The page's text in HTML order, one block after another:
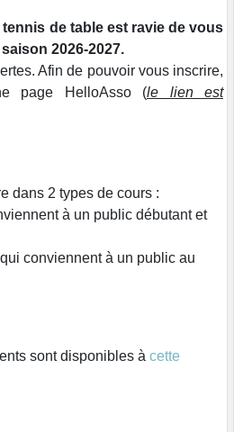
de table est ravie de vous
2026-2027.
Afin de pouvoir vous inscrire,
page HelloAsso (le lien est
dans 2 types de cours :
à un public débutant et
conviennent à un public au
sont disponibles à cette